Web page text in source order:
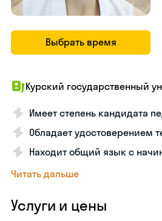
Выбрать время
Курский государственный
Имеет степень кандидата
Обладает удостоверением
Находит общий язык с
Читать дальше
Услуги и цены